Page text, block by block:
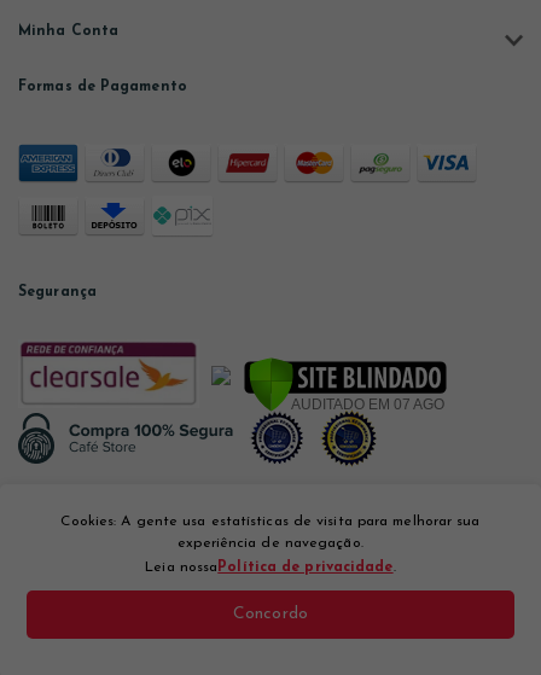
Minha Conta
Formas de Pagamento
Segurança
Cookies: A gente usa estatísticas de visita para melhorar sua
experiência de navegação.
Leia nossa Política de privacidade.
Concordo